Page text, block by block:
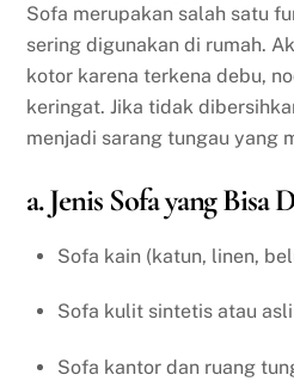
Sofa merupakan salah satu
sering digunakan di rumah.
kotor karena terkena debu,
keringat. Jika tidak
menjadi sarang tungau yang
a. Jenis Sofa yang Bisa
Sofa kain (katun, linen,
Sofa kulit sintetis atau asli
Sofa kantor dan ruang